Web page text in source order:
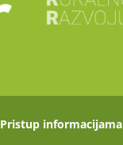
Pristup informacijama